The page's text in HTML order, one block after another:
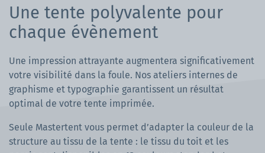
Une tente polyvalente pour
chaque évènement
Une impression attrayante augmentera significativement
votre visibilité dans la foule. Nos ateliers internes de
graphisme et typographie garantissent un résultat
optimal de votre tente imprimée.
Seule Mastertent vous permet d’adapter la couleur de la
structure au tissu de la tente : le tissu du toit et les